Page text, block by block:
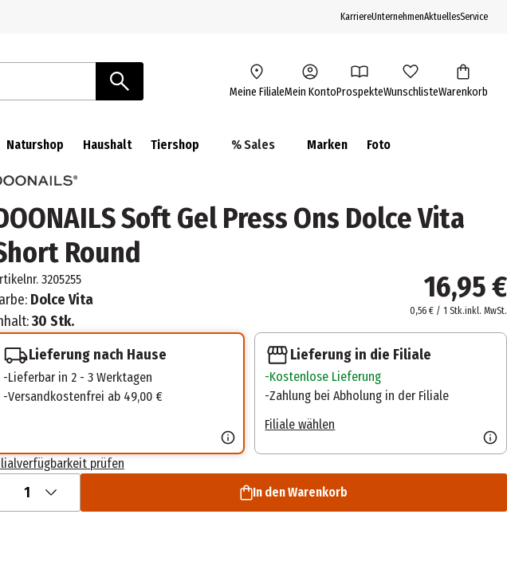
KarriereUnternehmenAktuellesService
Meine FilialeMein KontoProspekteWunschlisteWarenkorb
Naturshop Haushalt Tiershop % Sales Marken Foto
Soft Gel Press Ons Dolce Vita
Round
3205255
Dolce Vita
30 Stk.
16,95 €
0,56 € / 1 Stk.inkl. MwSt.
Lieferung nach Hause
Lieferbar in 2 - 3 Werktagen
Versandkostenfrei ab 49,00 €
Lieferung in die Filiale
Kostenlose Lieferung
Zahlung bei Abholung in der Filiale
Filiale wählen
prüfen
1 In den Warenkorb